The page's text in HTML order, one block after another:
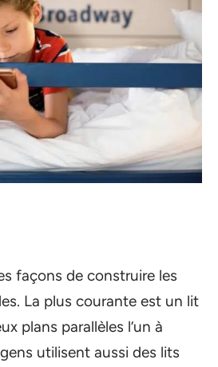
façons de construire les
La plus courante est un lit
plans parallèles l’un à
utilisent aussi des lits